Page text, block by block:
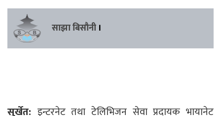
साझा बिसौनी ।
सुर्खेत: इन्टरनेट तथा टेलिभिजन सेवा प्रदायक भायानेट